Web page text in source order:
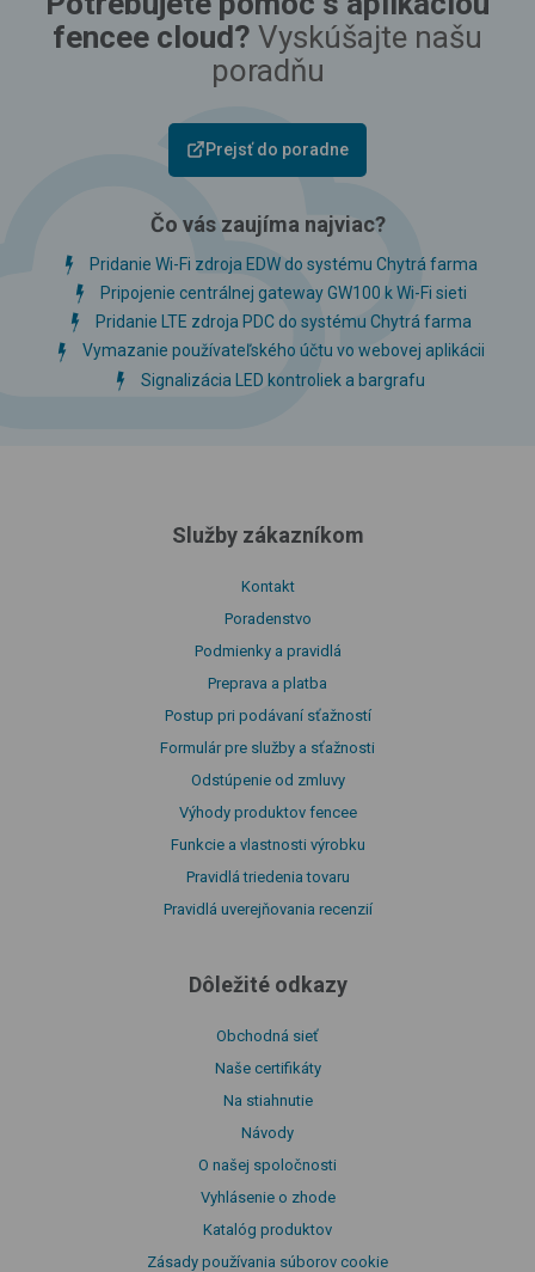
fencee cloud? Vyskúšajte našu
poradňu
Prejsť do poradne
Čo vás zaujíma najviac?
Pridanie Wi-Fi zdroja EDW do systému Chytrá farma
Pripojenie centrálnej gateway GW100 k Wi-Fi sieti
Pridanie LTE zdroja PDC do systému Chytrá farma
Vymazanie používateľského účtu vo webovej aplikácii
Signalizácia LED kontroliek a bargrafu
Služby zákazníkom
Kontakt
Poradenstvo
Podmienky a pravidlá
Preprava a platba
Postup pri podávaní sťažností
Formulár pre služby a sťažnosti
Odstúpenie od zmluvy
Výhody produktov fencee
Funkcie a vlastnosti výrobku
Pravidlá triedenia tovaru
Pravidlá uverejňovania recenzií
Dôležité odkazy
Obchodná sieť
Naše certifikáty
Na stiahnutie
Návody
O našej spoločnosti
Vyhlásenie o zhode
Katalóg produktov
Zásady používania súborov cookie